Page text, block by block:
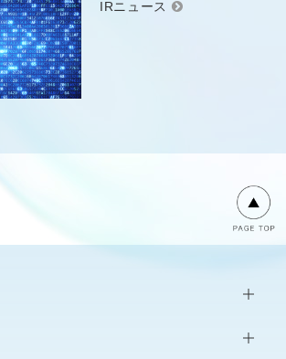
IRニュース